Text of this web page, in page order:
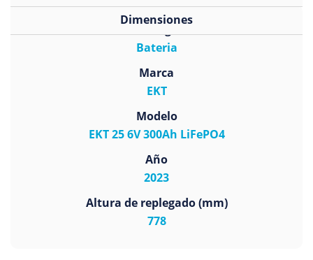
Subcategoría
Bateria
Marca
EKT
Modelo
EKT 25 6V 300Ah LiFePO4
Año
2023
Altura de replegado (mm)
778
Dimensiones